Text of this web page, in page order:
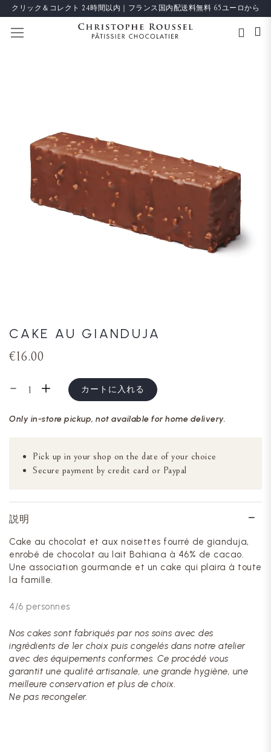
クリック＆コレクト 24時間以内｜フランス国内配送料無料 65ユーロから
CAKE AU GIANDUJA
€16.00
カートに入れる
Only in-store pickup, not available for home delivery.
Pick up in your shop on the date of your choice
Secure payment by credit card or Paypal
説明
Cake au chocolat et aux noisettes fourré de gianduja,
enrobé de chocolat au lait Bahiana à 46% de cacao.
Une association gourmande et un cake qui plaira à toute
la famille.
4/6 personnes
Nos cakes sont fabriqués par nos soins avec des
ingrédients de 1er choix puis congelés dans notre atelier
avec des équipements conformes. Ce procédé vous
garantit une qualité artisanale, une grande hygiène, une
meilleure conservation et plus de choix.
Ne pas recongeler.